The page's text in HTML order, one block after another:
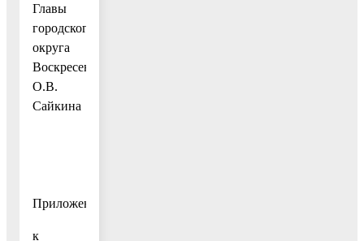
Главы
городского
округа
Воскресенск
О.В.
Сайкина
Приложение
к